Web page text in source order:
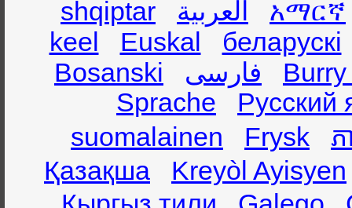
shqiptar العربية
አማርኛ
keel
Euskal
беларускі
Bosanski
فارسی
Sprache
Русский
suomalainen
Frysk
ភ
Қазақша
Kreyòl Ayisyen